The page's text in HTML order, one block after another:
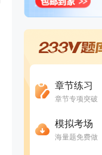
章节练习
章节专项突破
模拟考场
海量题免费做